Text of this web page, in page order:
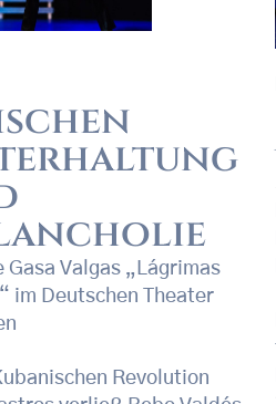
Gasa Valgas „Lágrimas
im Deutschen Theater
Revolution